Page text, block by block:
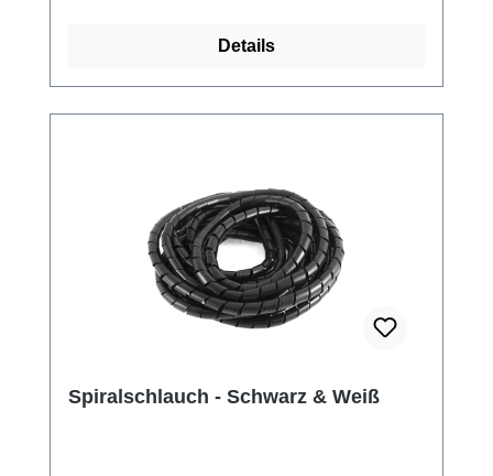
Details
Spiralschlauch - Schwarz & Weiß